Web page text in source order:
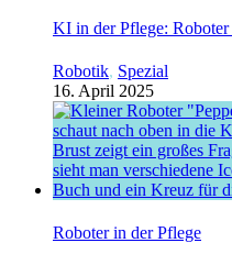
KI in der Pflege:
Robotik, Spezial
16. April 2025
Roboter in der Pflege